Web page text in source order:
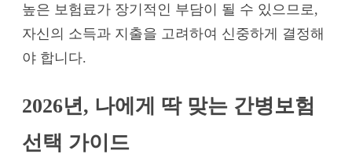
높은 보험료가 장기적인 부담이 될 수 있으므로,
자신의 소득과 지출을 고려하여 신중하게 결정해
야 합니다.
2026년, 나에게 딱 맞는 간병보험
선택 가이드